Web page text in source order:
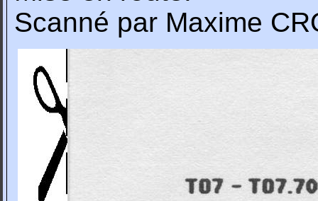
Scanné par Maxime